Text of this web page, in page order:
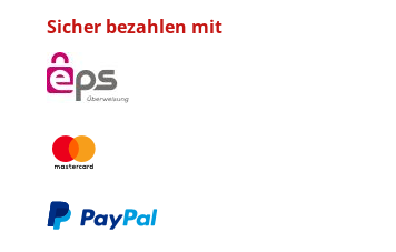
Sicher bezahlen mit